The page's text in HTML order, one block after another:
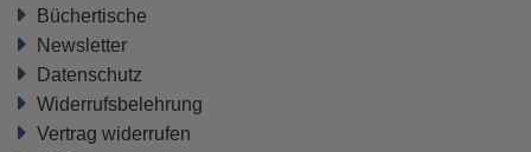
Büchertische
Newsletter
Datenschutz
Widerrufsbelehrung
Vertrag widerrufen